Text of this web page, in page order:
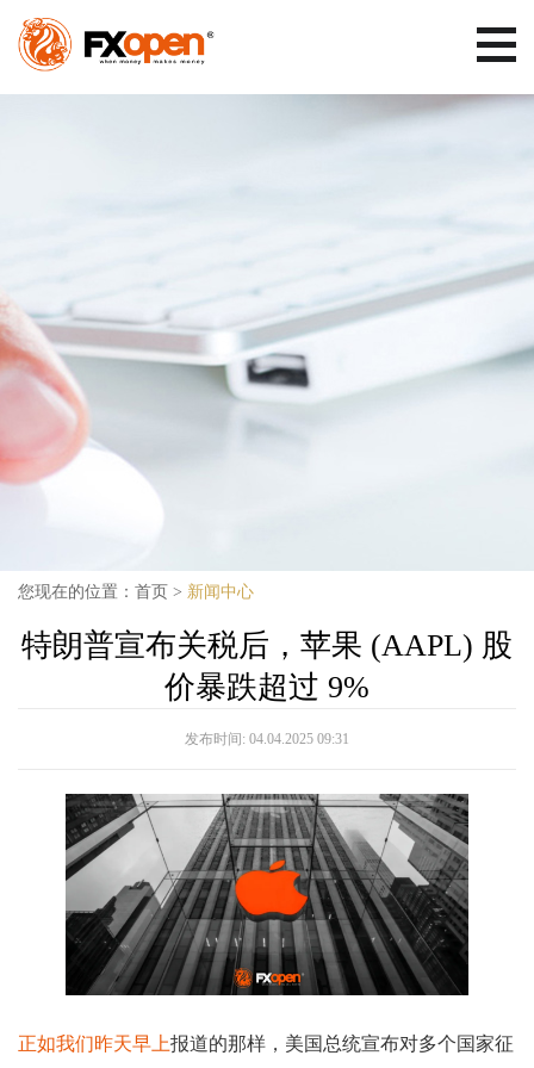
您现在的位置： 首页 > 新闻中心
特朗普宣布关税后，苹果 (AAPL) 股
价暴跌超过 9%
发布时间: 04.04.2025 09:31
正如我们昨天早上报道的那样，美国总统宣布对多个国家征